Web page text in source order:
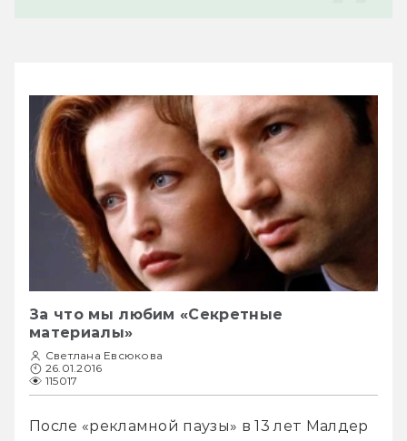
За что мы любим «Секретные
материалы»
Светлана Евсюкова
26.01.2016
115017
После «рекламной паузы» в 13 лет Малдер